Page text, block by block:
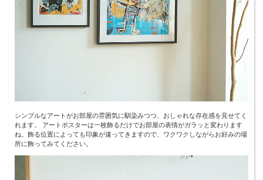
シンプルなアートがお部屋の雰囲気に馴染みつつ、おしゃれな存在感を見せてく
れます。 アートポスターは一枚飾るだけでお部屋の表情がガラッと変わります
ね。飾る位置によっても印象が違ってきますので、ワクワクしながらお好みの場
所に飾ってみてください。